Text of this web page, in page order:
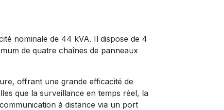
nominale de 44 kVA. Il dispose de 4
de quatre chaînes de panneaux
offrant une grande efficacité de
que la surveillance en temps réel, la
à distance via un port